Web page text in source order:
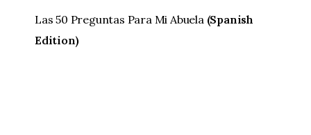
Las 50 Preguntas Para Mi Abuela (Spanish
Edition)